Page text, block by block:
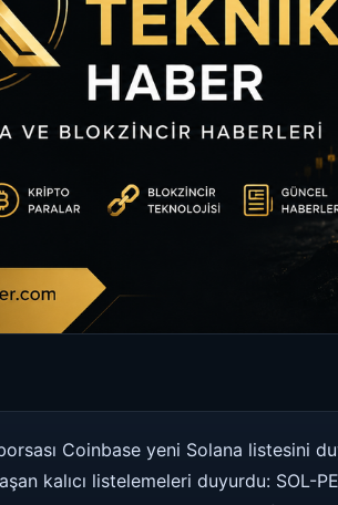
Coinbase yeni Solana listesini
kalıcı listelemeleri duyurdu: SOL-